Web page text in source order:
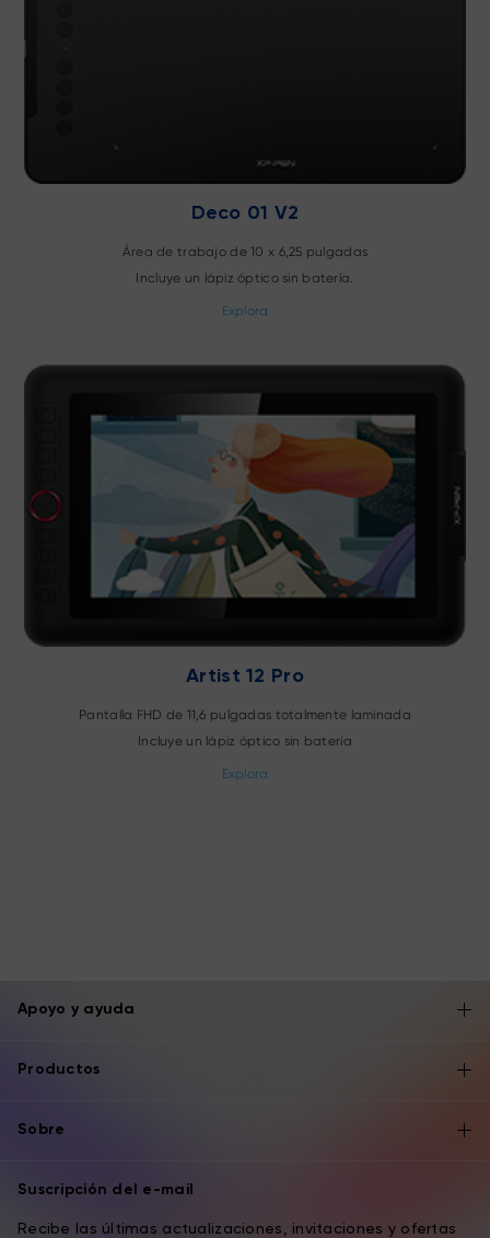
Deco 01 V2
Área de trabajo de 10 x 6,25 pulgadas
Incluye un lápiz óptico sin batería.
Explora
Artist 12 Pro
Pantalla FHD de 11,6 pulgadas totalmente laminada
Incluye un lápiz óptico sin batería
Explora
Apoyo y ayuda
Productos
Sobre
Suscripción del e-mail
Recibe las últimas actualizaciones, invitaciones y ofertas